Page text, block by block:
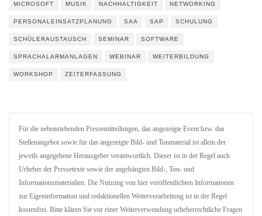
MICROSOFT MUSIK NACHHALTIGKEIT NETWORKING
PERSONALEINSATZPLANUNG SAA SAP SCHULUNG
SCHÜLERAUSTAUSCH SEMINAR SOFTWARE
SPRACHALARMANLAGEN WEBINAR WEITERBILDUNG
WORKSHOP ZEITERFASSUNG
Für die nebenstehenden Pressemitteilungen, das angezeigte Event bzw. das
Stellenangebot sowie für das angezeigte Bild- und Tonmaterial ist allein der
jeweils angegebene Herausgeber verantwortlich. Dieser ist in der Regel auch
Urheber der Pressetexte sowie der angehängten Bild-, Ton- und
Informationsmaterialien. Die Nutzung von hier veröffentlichten Informationen
zur Eigeninformation und redaktionellen Weiterverarbeitung ist in der Regel
kostenfrei. Bitte klären Sie vor einer Weiterverwendung urheberrechtliche Fragen